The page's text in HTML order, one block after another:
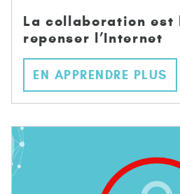
La collaboration est
repenser l’Internet
EN APPRENDRE PLUS